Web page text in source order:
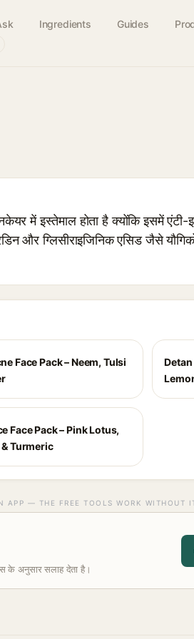
Ingredients Guides
में इस्तेमाल होता है क्योंकि इसमें
और ग्लिसीराइजिनिक एसिड जैसे
Face Pack – Neem, Tulsi
Detan
Face Pack – Pink Lotus,
Turmeric
APP — THE FREE TOOLS WORK WITHOUT
के अनुसार सलाह देता है।